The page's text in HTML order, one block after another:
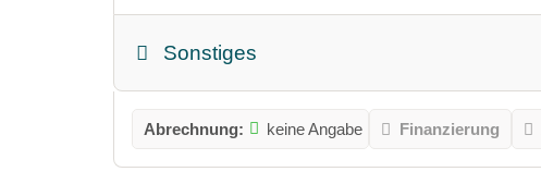
Sonstiges
Abrechnung: keine Angabe Finanzierung